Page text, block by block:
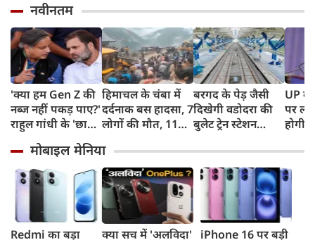
नवीनतम
'क्या हम Gen Z की
नब्ज नहीं पकड़ पाए?'
राहुल गांधी के 'छात्रों
थरूर का बड़ा बयान
हिमाचल के चंबा में
दर्दनाक बस हादसा, 7
लोगों की मौत, 11
बरगद के पेड़ जैसी
दिखेगी वडोदरा की
बुलेट ट्रेन स्टेशन
जैसी सुविधाएं देख रह
जाएंगे दंग
UP के
पर
होगी
मीटर
पर
मोबाइल मेनिया
Redmi का बड़ा क्या सच में 'अलविदा' iPhone 16 पर बड़ी